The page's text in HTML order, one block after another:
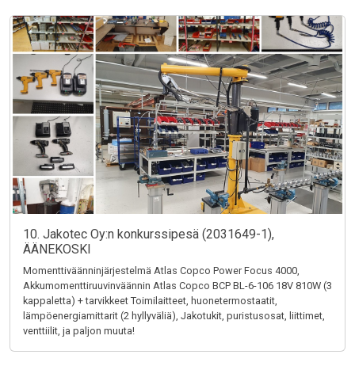
10. Jakotec Oy:n konkurssipesä (2031649-1),
ÄÄNEKOSKI
Momenttiväänninjärjestelmä Atlas Copco Power Focus 4000,
Akkumomenttiruuvinväännin Atlas Copco BCP BL-6-106 18V 810W (3
kappaletta) + tarvikkeet Toimilaitteet, huonetermostaatit,
lämpöenergiamittarit (2 hyllyväliä), Jakotukit, puristusosat, liittimet,
venttiilit, ja paljon muuta!